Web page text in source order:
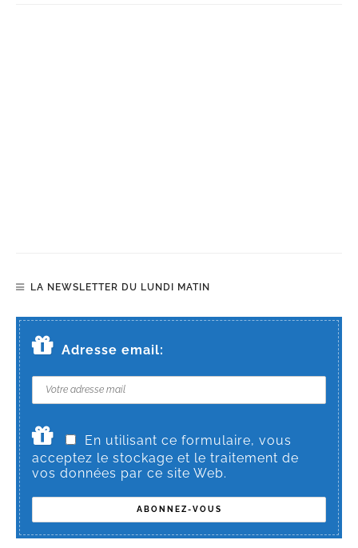
LA NEWSLETTER DU LUNDI MATIN
Adresse email:
En utilisant ce formulaire, vous
acceptez le stockage et le traitement de
vos données par ce site Web.